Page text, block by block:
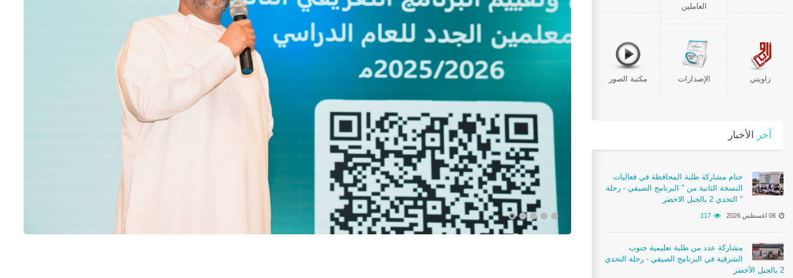
العاملين
زاويتي الإصدارات مكتبة الصور
آخر الأخبار
ختام مشاركة طلبة المحافظة في فعاليات
النسخة الثانية من " البرنامج الصيفي - رحلة
التحدي 2 بالجبل الاخضر "
06 اغسطس 2026 117
مشاركة عدد من طلبة تعليمية جنوب
الشرقية في البرنامج الصيفي - رحلة التحدي
2 بالجبل الأخضر